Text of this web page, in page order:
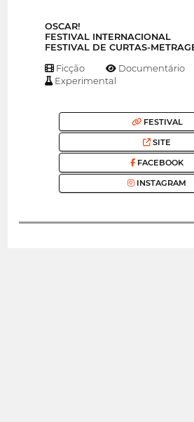
OSCAR!
FESTIVAL INTERNACIONAL
FESTIVAL DE CURTAS-
Ficção Documentário
Experimental
FESTIVAL
SITE
FACEBOOK
INSTAGRAM